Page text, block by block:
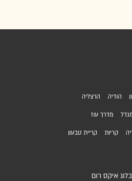
הודיה הרצליה
מדרך עוז
קריות קריית טבעון
בלוג איקס רום